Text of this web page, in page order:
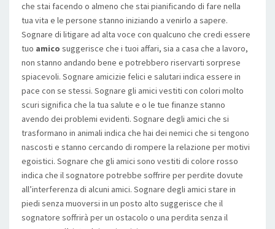
che stai facendo o almeno che stai pianificando di fare nella
tua vita e le persone stanno iniziando a venirlo a sapere.
Sognare di litigare ad alta voce con qualcuno che credi essere
tuo amico suggerisce che i tuoi affari, sia a casa che a lavoro,
non stanno andando bene e potrebbero riservarti sorprese
spiacevoli. Sognare amicizie felici e salutari indica essere in
pace con se stessi. Sognare gli amici vestiti con colori molto
scuri significa che la tua salute e o le tue finanze stanno
avendo dei problemi evidenti. Sognare degli amici che si
trasformano in animali indica che hai dei nemici che si tengono
nascosti e stanno cercando di rompere la relazione per motivi
egoistici. Sognare che gli amici sono vestiti di colore rosso
indica che il sognatore potrebbe soffrire per perdite dovute
all’interferenza di alcuni amici. Sognare degli amici stare in
piedi senza muoversi in un posto alto suggerisce che il
sognatore soffrirà per un ostacolo o una perdita senza il